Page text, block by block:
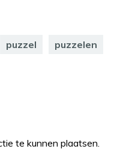
puzzel puzzelen
te kunnen plaatsen.